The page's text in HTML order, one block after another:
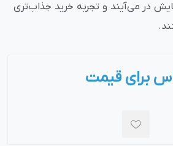
در می‌آیند و تجربه خرید جذاب‌تری
برای قیمت